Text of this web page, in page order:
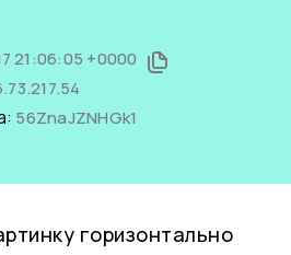
21:06:05 +0000
56ZnaJZNHGk1
горизонтально